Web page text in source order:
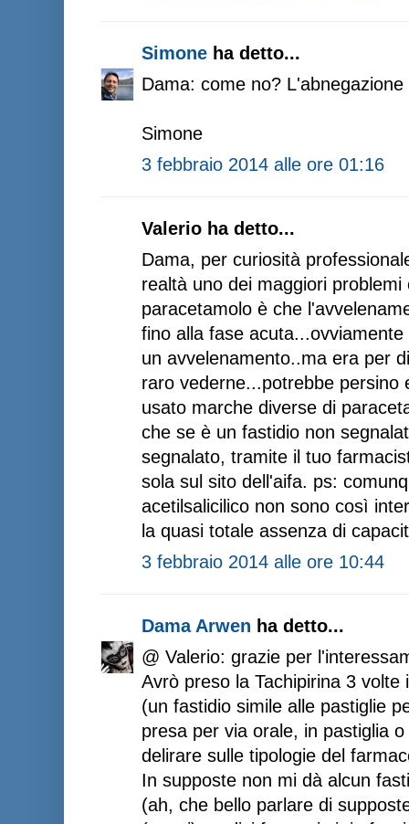
Simone ha detto...
Dama: come no?
Simone
3 febbraio 2014 alle ore 01:16
Valerio ha detto...
Dama, per curiosità
realtà uno dei maggiori
paracetamolo è che
fino alla fase
un avvelenamento..ma era per
raro vederne...potrebbe persino
usato marche diverse di
che se è un fastidio non
segnalato, tramite il tuo
sola sul sito dell'aifa. ps:
acetilsalicilico non sono così
la quasi totale assenza di
3 febbraio 2014 alle ore 10:44
Dama Arwen ha detto...
@ Valerio: grazie per
Avrò preso la Tachipirina 3
(un fastidio simile alle pastiglie
presa per via orale, in pastiglia
delirare sulle tipologie del
In supposte non mi dà alcun
(ah, che bello parlare di